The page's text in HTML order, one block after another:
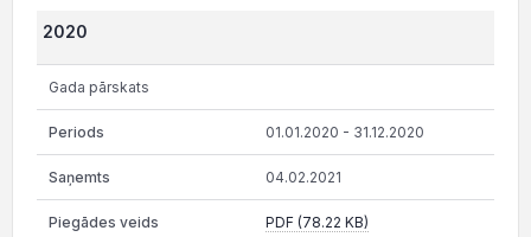
2020
Gada pārskats
01.01.2020 - 31.12.2020
04.02.2021
PDF (78.22 KB)